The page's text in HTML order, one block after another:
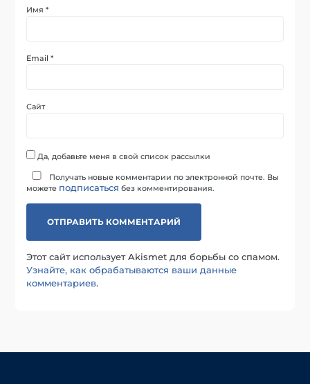
Имя*
Email*
Сайт
Да, добавьте меня в свой список рассылки
Получать новые комментарии по электронной почте. Вы
можете подписаться без комментирования.
Этот сайт использует Akismet для борьбы со спамом.
Узнайте, как обрабатываются ваши данные
комментариев.